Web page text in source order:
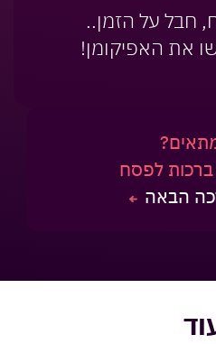
חבל על הזמן..
את האפיקומן!
ברכות לפסח
הבאה